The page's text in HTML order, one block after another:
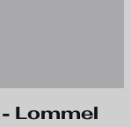
Lommel